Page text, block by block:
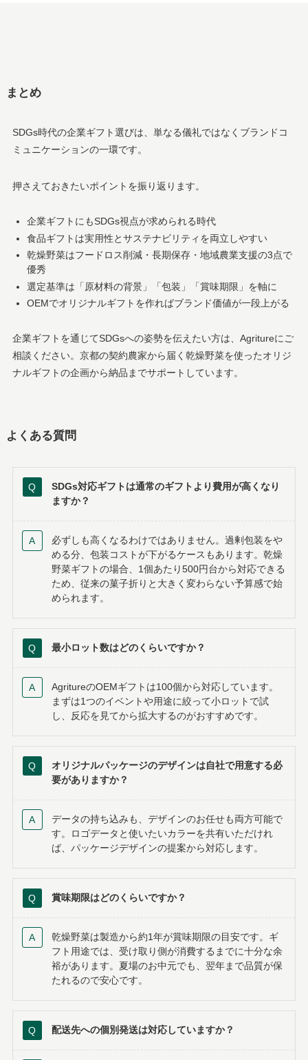
まとめ
SDGs時代の企業ギフト選びは、単なる儀礼ではなくブランドコ
ミュニケーションの一環です。
押さえておきたいポイントを振り返ります。
企業ギフトにもSDGs視点が求められる時代
食品ギフトは実用性とサステナビリティを両立しやすい
乾燥野菜はフードロス削減・長期保存・地域農業支援の3点で
優秀
選定基準は「原材料の背景」「包装」「賞味期限」を軸に
OEMでオリジナルギフトを作ればブランド価値が一段上がる
企業ギフトを通じてSDGsへの姿勢を伝えたい方は、Agritureにご
相談ください。京都の契約農家から届く乾燥野菜を使ったオリジ
ナルギフトの企画から納品までサポートしています。
よくある質問
SDGs対応ギフトは通常のギフトより費用が高くなり
ますか？
必ずしも高くなるわけではありません。過剰包装をや
める分、包装コストが下がるケースもあります。乾燥
野菜ギフトの場合、1個あたり500円台から対応できる
ため、従来の菓子折りと大きく変わらない予算感で始
められます。
最小ロット数はどのくらいですか？
AgritureのOEMギフトは100個から対応しています。
まずは1つのイベントや用途に絞って小ロットで試
し、反応を見てから拡大するのがおすすめです。
オリジナルパッケージのデザインは自社で用意する必
要がありますか？
データの持ち込みも、デザインのお任せも両方可能で
す。ロゴデータと使いたいカラーを共有いただけれ
ば、パッケージデザインの提案から対応します。
賞味期限はどのくらいですか？
乾燥野菜は製造から約1年が賞味期限の目安です。ギ
フト用途では、受け取り側が消費するまでに十分な余
裕があります。夏場のお中元でも、翌年まで品質が保
たれるので安心です。
配送先への個別発送は対応していますか？